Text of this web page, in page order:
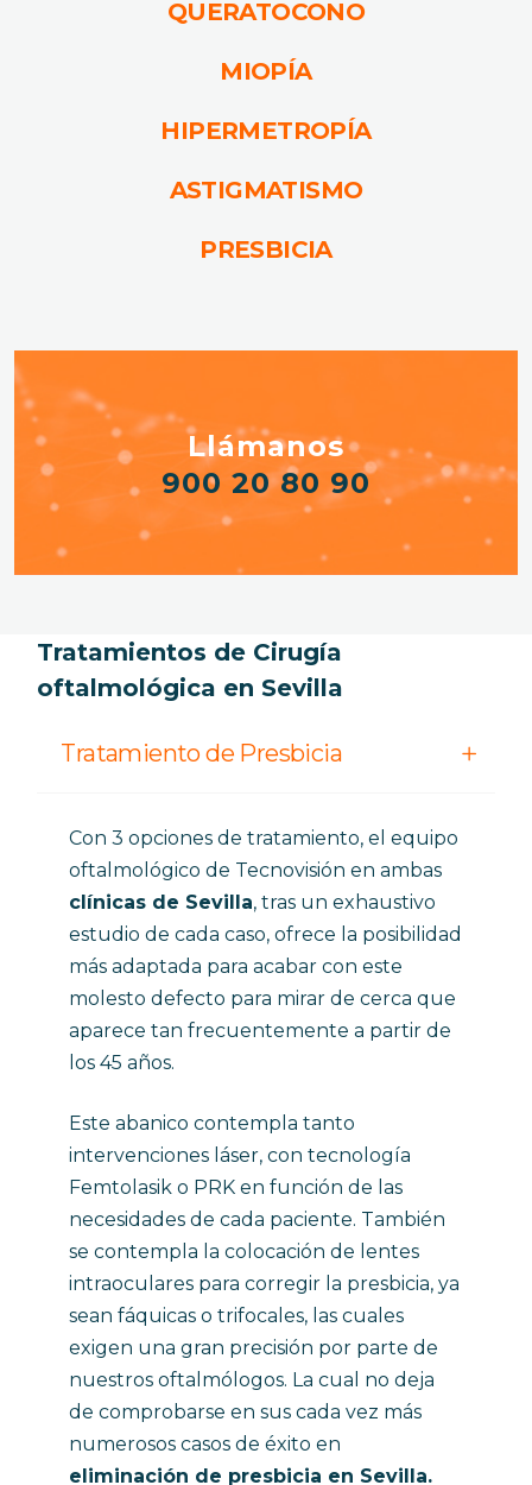
QUERATOCONO
MIOPÍA
HIPERMETROPÍA
ASTIGMATISMO
PRESBICIA
Llámanos
900 20 80 90
Tratamientos de Cirugía
oftalmológica en Sevilla
Tratamiento de Presbicia
Con 3 opciones de tratamiento, el equipo
oftalmológico de Tecnovisión en ambas
clínicas de Sevilla, tras un exhaustivo
estudio de cada caso, ofrece la posibilidad
más adaptada para acabar con este
molesto defecto para mirar de cerca que
aparece tan frecuentemente a partir de
los 45 años.
Este abanico contempla tanto
intervenciones láser, con tecnología
Femtolasik o PRK en función de las
necesidades de cada paciente. También
se contempla la colocación de lentes
intraoculares para corregir la presbicia, ya
sean fáquicas o trifocales, las cuales
exigen una gran precisión por parte de
nuestros oftalmólogos. La cual no deja
de comprobarse en sus cada vez más
numerosos casos de éxito en
eliminación de presbicia en Sevilla.